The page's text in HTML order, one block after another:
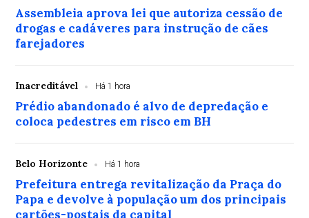
Assembleia aprova lei que autoriza cessão de
drogas e cadáveres para instrução de cães
farejadores
Inacreditável Há 1 hora
Prédio abandonado é alvo de depredação e
coloca pedestres em risco em BH
Belo Horizonte Há 1 hora
Prefeitura entrega revitalização da Praça do
Papa e devolve à população um dos principais
cartões-postais da capital